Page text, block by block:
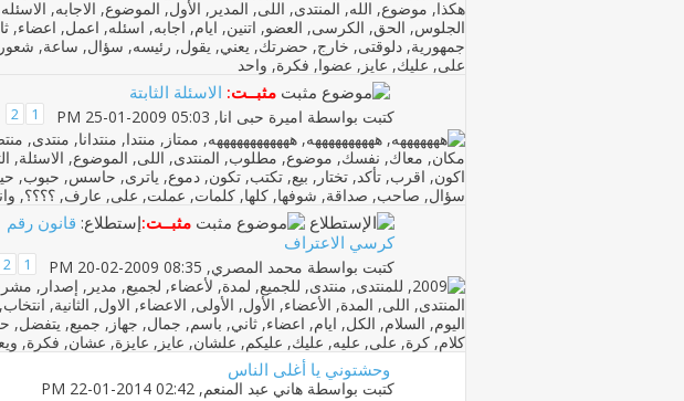
مثبــت: الاسئلة الثابتة
كتبت بواسطة اميرة حبى انا‏, 25-01-2009 05:03 PM
1
2
مثبــت:إستطلاع:
كرسي الاعتراف
كتبت بواسطة محمد المصري‏, 20-02-2009 08:35 PM
1
2
وحشتوني يا أغلى الناس
كتبت بواسطة هاني عبد المنعم‏, 22-01-2014 02:42 PM